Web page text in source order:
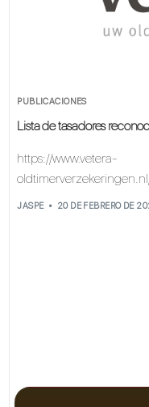
PUBLICACIONES
Lista de tasadores
https://www.vetera-
JASPE 20 DE FEBRERO DE